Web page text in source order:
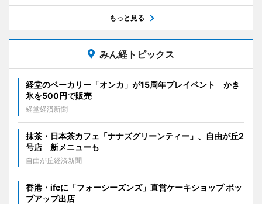
もっと見る
みん経トピックス
経堂のベーカリー「オンカ」が15周年プレイベント かき
氷を500円で販売
経堂経済新聞
抹茶・日本茶カフェ「ナナズグリーンティー」、自由が丘2
号店 新メニューも
自由が丘経済新聞
香港・ifcに「フォーシーズンズ」直営ケーキショップ ポッ
プアップ出店